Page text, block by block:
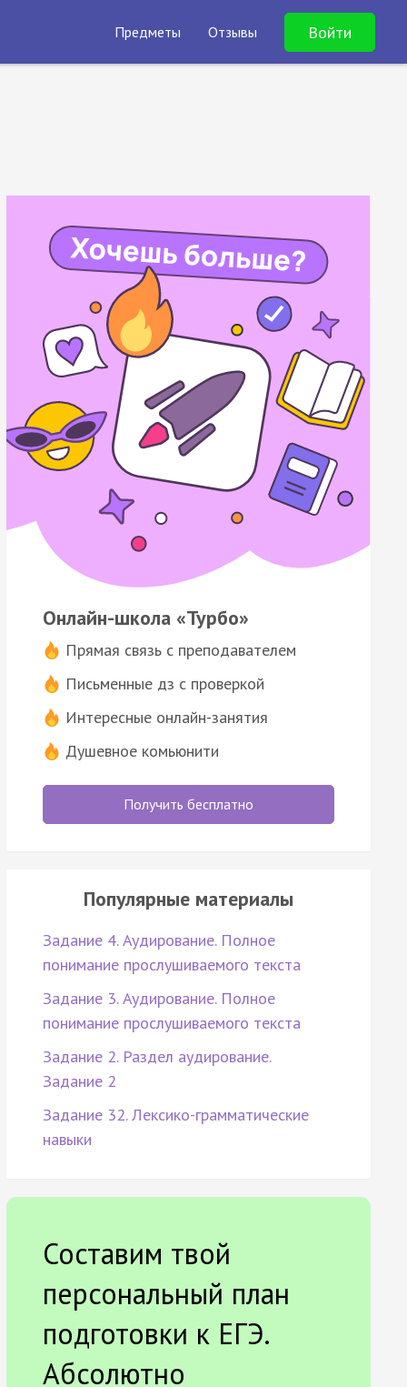
Предметы Отзывы Войти
Онлайн-школа «Турбо»
Прямая связь с преподавателем
Письменные дз с проверкой
Интересные онлайн-занятия
Душевное комьюнити
Получить бесплатно
Популярные материалы
Задание 4. Аудирование. Полное
понимание прослушиваемого текста
Задание 3. Аудирование. Полное
понимание прослушиваемого текста
Задание 2. Раздел аудирование.
Задание 2
Задание 32. Лексико-грамматические
навыки
Составим твой
персональный план
подготовки к ЕГЭ.
Абсолютно